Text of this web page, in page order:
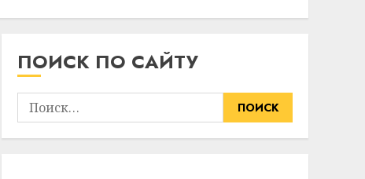
ПОИСК ПО САЙТУ
Найти: